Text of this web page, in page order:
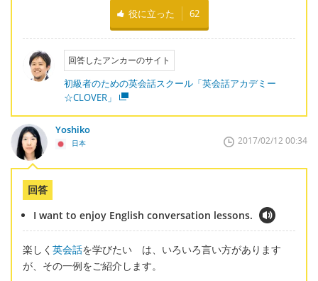
役に立った 62
回答したアンカーのサイト
初級者のための英会話スクール「英会話アカデミー
☆CLOVER」
Yoshiko
日本 2017/02/12 00:34
回答
I want to enjoy English conversation lessons.
楽しく 英会話を学びたい は、いろいろ言い方があります
が、その一例をご紹介します。